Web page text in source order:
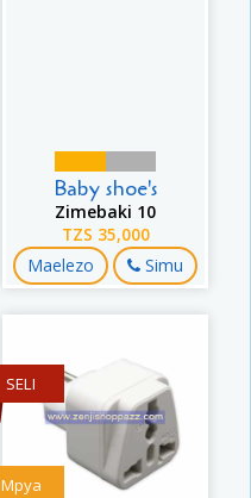
Baby shoe's
Zimebaki 10
TZS 35,000
Maelezo Simu
Mpya
SELI